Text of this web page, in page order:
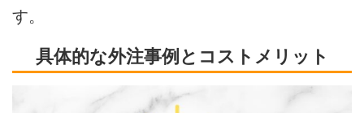
す。
具体的な外注事例とコストメリット